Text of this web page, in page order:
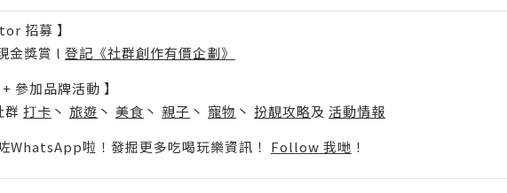
招募 】
金獎賞 l 登記《社群創作有價企劃》
參加品牌活動 】
群 打卡 丶 旅遊 丶 美食 丶 親子 丶 寵物 丶 扮靚攻略及 活動情報
WhatsApp啦！發掘更多吃喝玩樂資訊！ Follow 我哋 ！